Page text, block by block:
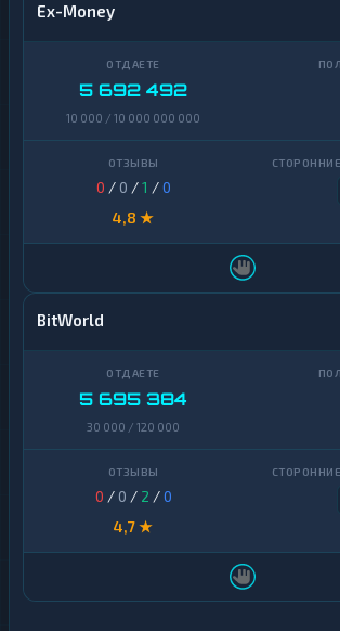
Ex-Money
5 692 492
10 000 / 10 000 000 000
0 / 0 /1 /0
4,8 ★
BitWorld
5 695 384
30 000 / 120 000
0 / 0 / 2 /0
4,7 ★